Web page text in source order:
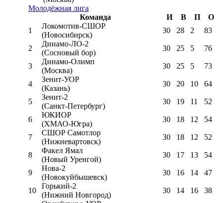
Молодёжная лига
Команда
И В П
О
1
Локомотив-CШОР
(Новосибирск)
30 28 2 83
2
Динамо-ЛО-2
(Сосновый бор)
30 25 5 76
3
Динамо-Олимп
(Москва)
30 25 5 73
4
Зенит-УОР
(Казань)
30 20 10 64
5
Зенит-2
(Санкт-Петербург)
30 19 11 52
6
ЮКИОР
(ХМАО-Югра)
30 18 12 54
7
СШОР Самотлор
(Нижневартовск)
30 18 12 52
8
Факел Ямал
(Новый Уренгой)
30 17 13 54
9
Нова-2
(Новокуйбышевск)
30 16 14 47
10
Горький-2
(Нижний Новгород)
30 14 16
38